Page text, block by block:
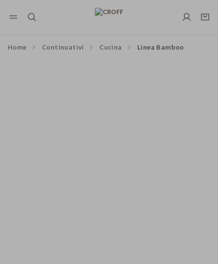
NAVIGATION.ARIA.GOTOMAINCONTENT
Home Continuativi Cucina Linea Bamboo